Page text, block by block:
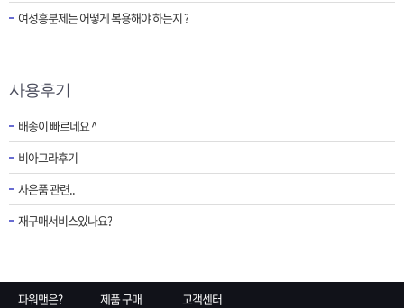
여성흥분제는 어떻게 복용해야 하는지 ?
사용후기
배송이 빠르네요 ^
비아그라후기
사은품 관련..
재구매서비스있나요?
파워맨은? 제품 구매 고객센터